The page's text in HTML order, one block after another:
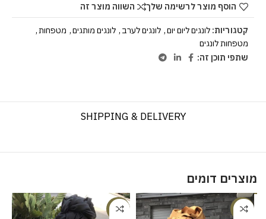
הוסף מוצר לרשימה שלך השווה מוצר זה
קטגוריות: לונגים ליום יום, לונגים לערב , לונגים מותגים, מטפחות,
מטפחות לונגים
שתפי תוכן זה:
SHIPPING & DELIVERY
מוצרים דומים
-18%
-20%